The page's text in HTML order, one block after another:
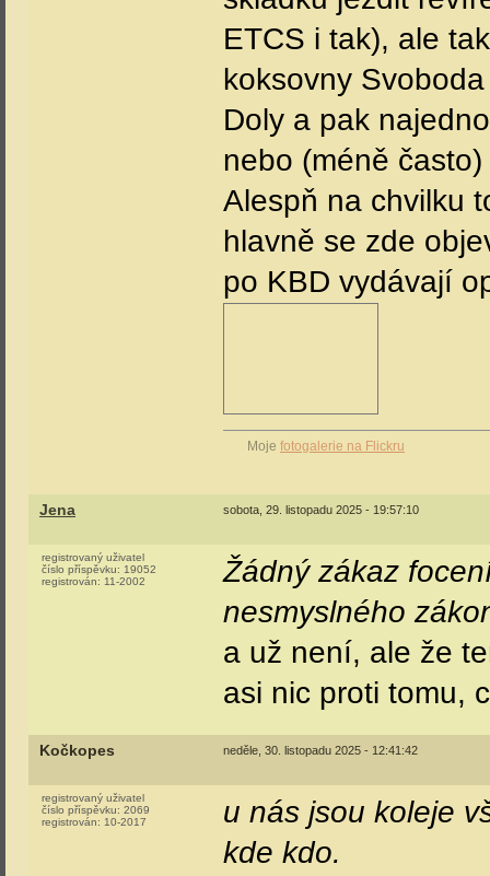
ETCS i tak), ale
koksovny
Doly a pak
nebo (méně
Alespň na chvilku
hlavně se zde
po KBD vydávají
Moje fotogalerie na Flickru
Jena sobota, 29. listopadu 2025 - 19:57:10
registrovaný uživatel
číslo příspěvku: 19052
registrován: 11-2002
Žádný zákaz
nesmyslného
a už není, ale že
asi nic proti tomu,
Kočkopes neděle, 30. listopadu 2025 - 12:41:42
registrovaný uživatel
číslo příspěvku: 2069
registrován: 10-2017
u nás jsou koleje
kde kdo.